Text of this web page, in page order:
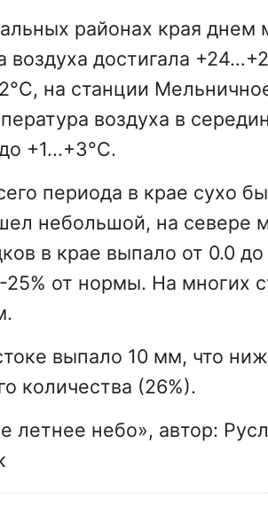
районах края днем
воздуха достигала
на станции
воздуха в
+1...+3°C.
периода в крае сухо
небольшой, на севере
в крае выпало от 0.0
25% от нормы. На многих
выпало 10 мм, что
количества (26%).
летнее небо», автор: